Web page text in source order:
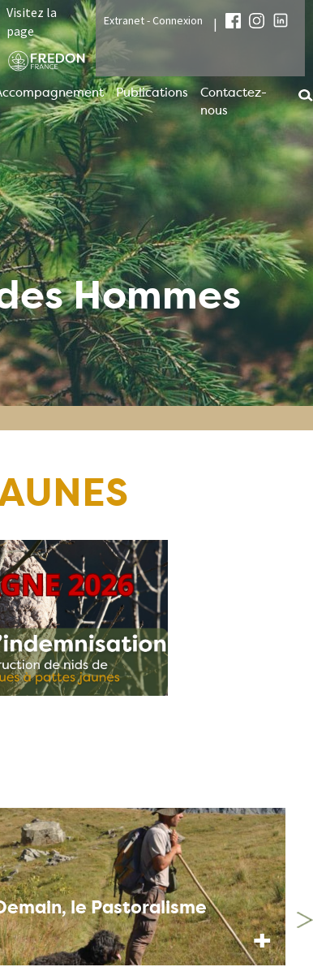
Visitez la
page
Extranet - Connexion |
Publications
Contactez-
nous
Hommes
le Pastoralisme
+